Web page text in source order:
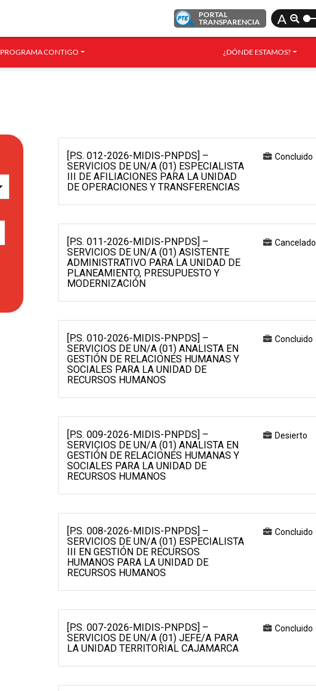
PORTAL
TRANSPARENCIA
A
PROGRAMA CONTIGO ¿DÓNDE ESTAMOS?
[P.S. 012-2026-MIDIS-PNPDS] –
SERVICIOS DE UN/A (01) ESPECIALISTA
III DE AFILIACIONES PARA LA UNIDAD
DE OPERACIONES Y TRANSFERENCIAS
Concluido
[P.S. 011-2026-MIDIS-PNPDS] –
SERVICIOS DE UN/A (01) ASISTENTE
ADMINISTRATIVO PARA LA UNIDAD DE
PLANEAMIENTO, PRESUPUESTO Y
MODERNIZACIÓN
Cancelado
[P.S. 010-2026-MIDIS-PNPDS] –
SERVICIOS DE UN/A (01) ANALISTA EN
GESTIÓN DE RELACIONES HUMANAS Y
SOCIALES PARA LA UNIDAD DE
RECURSOS HUMANOS
Concluido
[P.S. 009-2026-MIDIS-PNPDS] –
SERVICIOS DE UN/A (01) ANALISTA EN
GESTIÓN DE RELACIONES HUMANAS Y
SOCIALES PARA LA UNIDAD DE
RECURSOS HUMANOS
Desierto
[P.S. 008-2026-MIDIS-PNPDS] –
SERVICIOS DE UN/A (01) ESPECIALISTA
III EN GESTIÓN DE RECURSOS
HUMANOS PARA LA UNIDAD DE
RECURSOS HUMANOS
Concluido
[P.S. 007-2026-MIDIS-PNPDS] –
SERVICIOS DE UN/A (01) JEFE/A PARA
LA UNIDAD TERRITORIAL CAJAMARCA
Concluido